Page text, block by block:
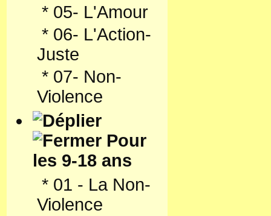
* 05- L'Amour
* 06- L'Action-
Juste
* 07- Non-
Violence
Pour
les 9-18 ans
* 01 - La Non-
Violence